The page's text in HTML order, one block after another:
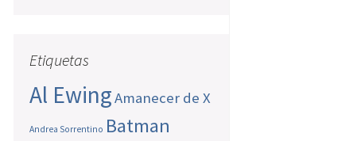
Etiquetas
Al EwingAmanecer de X
Andrea Sorrentino Batman